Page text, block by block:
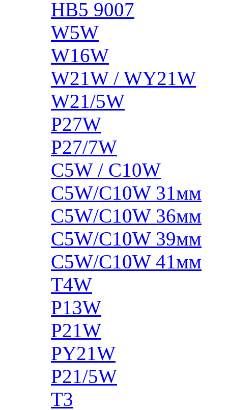
HB5 9007
W5W
W16W
W21W / WY21W
W21/5W
P27W
P27/7W
C5W / C10W
C5W/C10W 31мм
C5W/C10W 36мм
C5W/C10W 39мм
C5W/C10W 41мм
T4W
P13W
P21W
PY21W
P21/5W
T3